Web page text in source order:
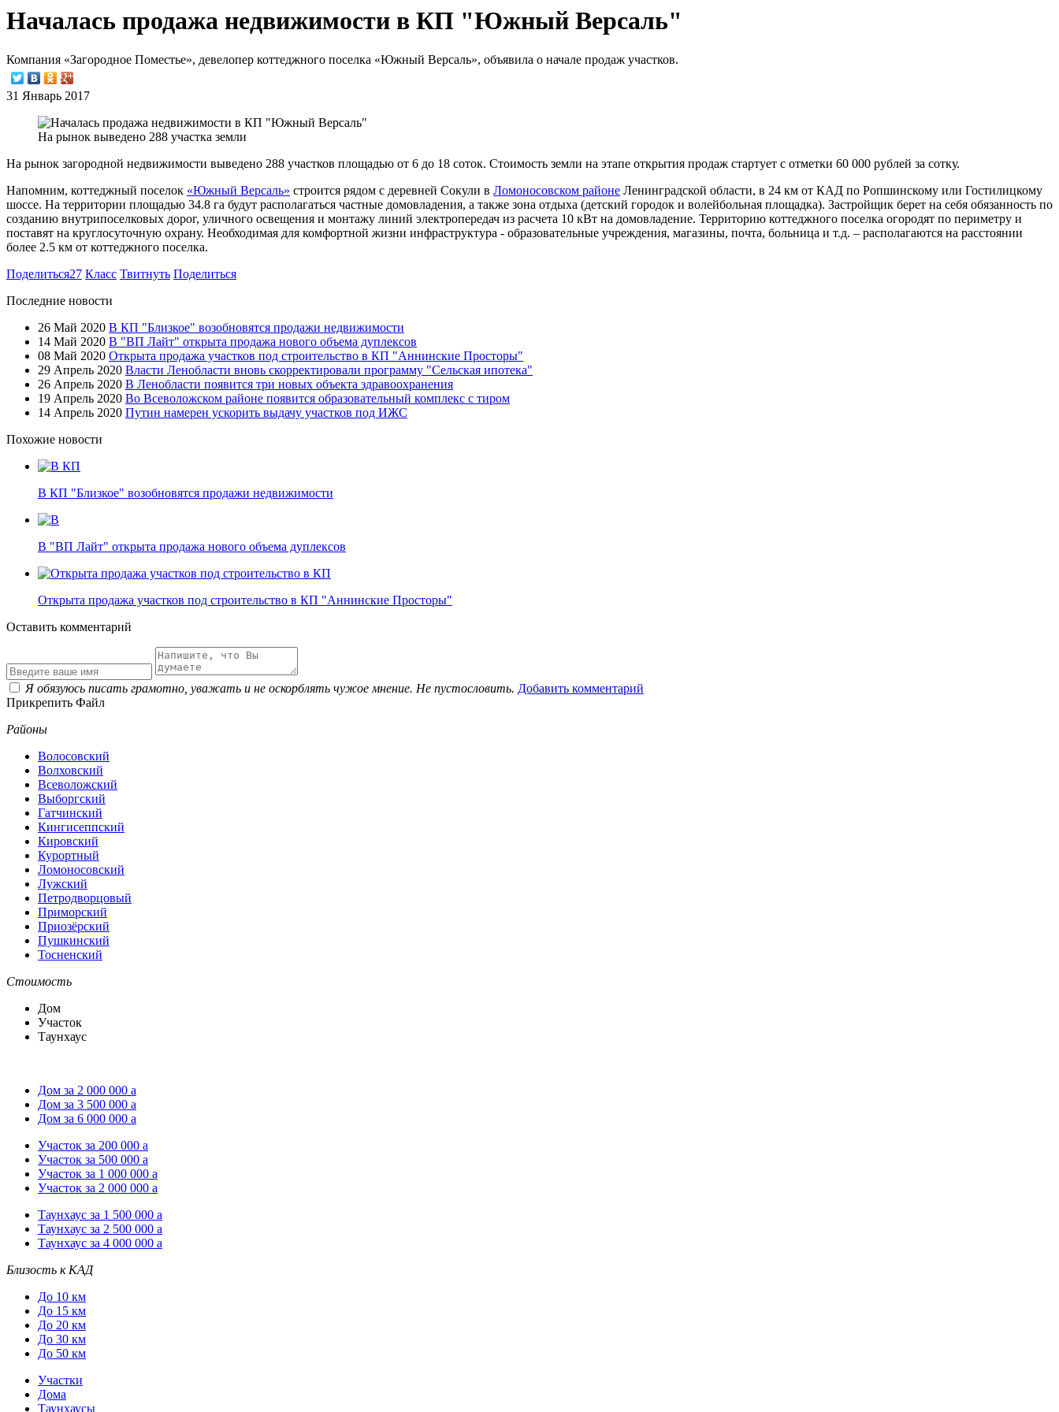
Началась продажа недвижимости в КП "Южный Версаль"
Компания «Загородное Поместье», девелопер коттеджного поселка «Южный Версаль», объявила о начале продаж участков.
31 Январь 2017
На рынок выведено 288 участка земли
На рынок загородной недвижимости выведено 288 участков площадью от 6 до 18 соток. Стоимость земли на этапе открытия продаж стартует с отметки 60 000 рублей за сотку.
Напомним, коттеджный поселок «Южный Версаль» строится рядом с деревней Сокули в Ломоносовском районе Ленинградской области, в 24 км от КАД по Ропшинскому или Гостилицкому
шоссе. На территории площадью 34.8 га будут располагаться частные домовладения, а также зона отдыха (детский городок и волейбольная площадка). Застройщик берет на себя обязанность по
созданию внутрипоселковых дорог, уличного освещения и монтажу линий электропередач из расчета 10 кВт на домовладение. Территорию коттеджного поселка огородят по периметру и
поставят на круглосуточную охрану. Необходимая для комфортной жизни инфраструктура - образовательные учреждения, магазины, почта, больница и т.д. – располагаются на расстоянии
более 2.5 км от коттеджного поселка.
Поделиться27 Класс Твитнуть Поделиться
Последние новости
26 Май 2020 В КП "Близкое" возобновятся продажи недвижимости
14 Май 2020 В "ВП Лайт" открыта продажа нового объема дуплексов
08 Май 2020 Открыта продажа участков под строительство в КП "Аннинские Просторы"
29 Апрель 2020 Власти Ленобласти вновь скорректировали программу "Сельская ипотека"
26 Апрель 2020 В Ленобласти появится три новых объекта здравоохранения
19 Апрель 2020 Во Всеволожском районе появится образовательный комплекс с тиром
14 Апрель 2020 Путин намерен ускорить выдачу участков под ИЖС
Похожие новости
В КП "Близкое" возобновятся продажи недвижимости
В "ВП Лайт" открыта продажа нового объема дуплексов
Открыта продажа участков под строительство в КП "Аннинские Просторы"
Оставить комментарий
Я обязуюсь писать грамотно, уважать и не оскорблять чужое мнение. Не пустословить. Добавить комментарий
Прикрепить Файл
Районы
Волосовский
Волховский
Всеволожский
Выборгский
Гатчинский
Кингисеппский
Кировский
Курортный
Ломоносовский
Лужский
Петродворцовый
Приморский
Приозёрский
Пушкинский
Тосненский
Стоимость
Дом
Участок
Таунхаус
Дом за 2 000 000 a
Дом за 3 500 000 a
Дом за 6 000 000 a
Участок за 200 000 a
Участок за 500 000 a
Участок за 1 000 000 a
Участок за 2 000 000 a
Таунхаус за 1 500 000 a
Таунхаус за 2 500 000 a
Таунхаус за 4 000 000 a
Близость к КАД
До 10 км
До 15 км
До 20 км
До 30 км
До 50 км
Участки
Дома
Таунхаусы